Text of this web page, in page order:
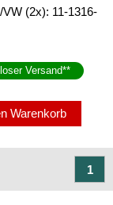
(2x): 11-1316-
Versand**
Warenkorb
1